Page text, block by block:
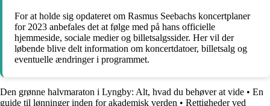
For at holde sig opdateret om Rasmus Seebachs koncertplaner
for 2023 anbefales det at følge med på hans officielle
hjemmeside, sociale medier og billetsalgssider. Her vil der
løbende blive delt information om koncertdatoer, billetsalg og
eventuelle ændringer i programmet.
Den grønne halvmaraton i Lyngby: Alt, hvad du behøver at vide • En
guide til lønninger inden for akademisk verden • Rettigheder ved